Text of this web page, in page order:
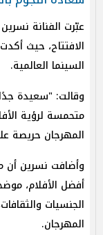
عبّرت الفنانة
الافتتاح، حيث
السينما العالمية.
وقالت: "سعيدة
متحمسة لرؤية
المهرجان حريصة
وأضافت نسرين أن
أفضل الأفلام،
الجنسيات
المهرجان.